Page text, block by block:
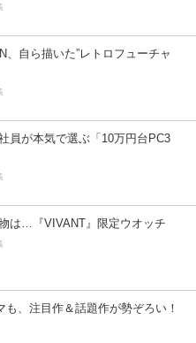
自ら描いた”レトロフューチャ
員が本気で選ぶ「10万円台PC3
は…『VIVANT』限定ウオッチ
も、注目作＆話題作が勢ぞろい！